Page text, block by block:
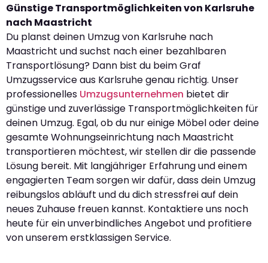
Günstige Transportmöglichkeiten von Karlsruhe
nach Maastricht
Du planst deinen Umzug von Karlsruhe nach
Maastricht und suchst nach einer bezahlbaren
Transportlösung? Dann bist du beim Graf
Umzugsservice aus Karlsruhe genau richtig. Unser
professionelles Umzugsunternehmen bietet dir
günstige und zuverlässige Transportmöglichkeiten für
deinen Umzug. Egal, ob du nur einige Möbel oder deine
gesamte Wohnungseinrichtung nach Maastricht
transportieren möchtest, wir stellen dir die passende
Lösung bereit. Mit langjähriger Erfahrung und einem
engagierten Team sorgen wir dafür, dass dein Umzug
reibungslos abläuft und du dich stressfrei auf dein
neues Zuhause freuen kannst. Kontaktiere uns noch
heute für ein unverbindliches Angebot und profitiere
von unserem erstklassigen Service.